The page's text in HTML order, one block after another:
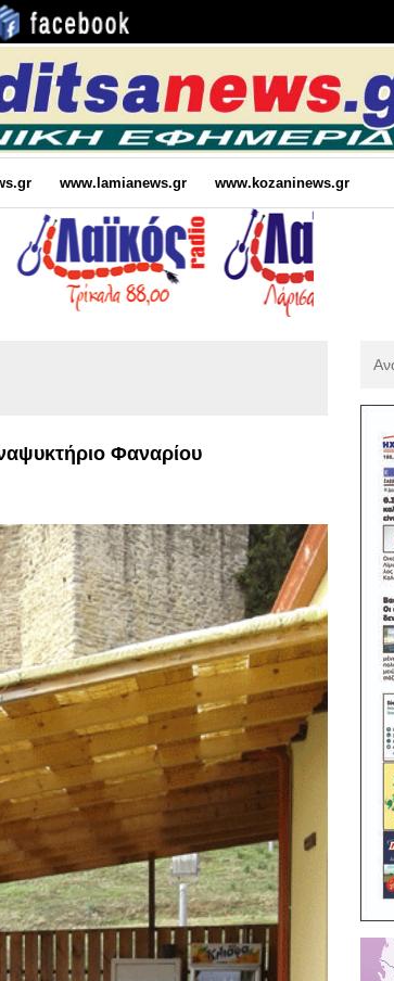
www.lamianews.gr www.kozaninews.gr
Φαναρίου
: